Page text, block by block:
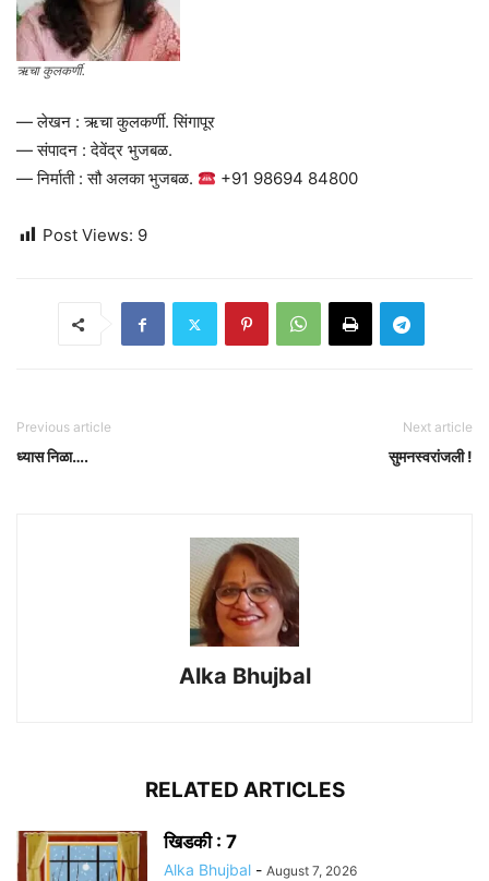
ऋचा कुलकर्णी.
— लेखन : ऋचा कुलकर्णी. सिंगापूर
— संपादन : देवेंद्र भुजबळ.
— निर्माती : सौ अलका भुजबळ.
+91 98694 84800
Post Views: 9
Previous article
ध्यास निळा….
Next article
सुमनस्वरांजली !
Alka Bhujbal
RELATED ARTICLES
खिडकी : 7
Alka Bhujbal - August 7, 2026